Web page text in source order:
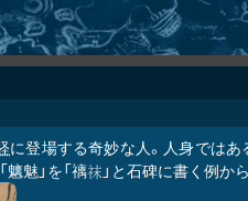
に登場する奇妙な人。人身ではあ
魅」を「䄜𥘯 」と石碑に書く例から